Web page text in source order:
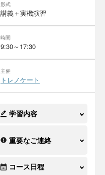
形式
講義＋実機演習
時間
9:30～17:30
主催
トレノケート
学習内容
重要なご連絡
コース日程